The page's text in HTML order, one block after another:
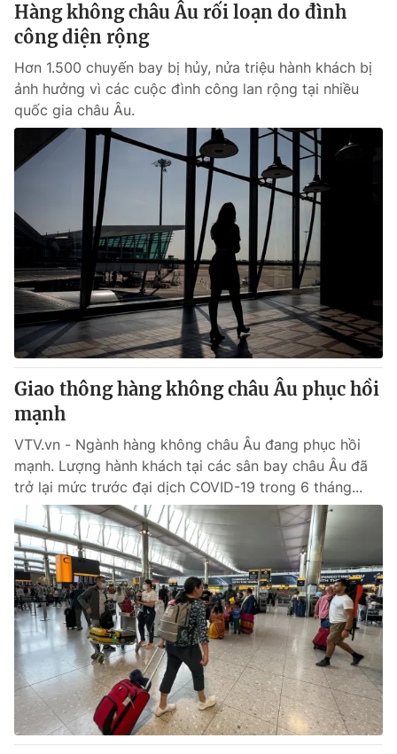
VTV9
Liên hệ tòa soạn English
THỜI BÁO VTV
Theo dõi báo trên
Cơ quan chủ quản:Đài Truyền hình Việt Nam
Cơ quan báo chí:Thời báo VTV
Giấy phép hoạt động báo in và báo điện tử số 483/GP-BTTTT
Tổng Biên tập:Vũ Thanh Thủy
Phó Tổng Biên tập:
Nguyễn Trọng Ninh
Tổng đài VTV:024.38 355 931 - 024.38 355 932
Ðiện thoại Thời báo VTV:024.66 897 897
Email: toasoan@vtv.vn
Liên hệ quảng cáo: 024-7300.7108
Hàng không châu Âu rối loạn do đình
công diện rộng
Hơn 1.500 chuyến bay bị hủy, nửa triệu hành khách bị
ảnh hưởng vì các cuộc đình công lan rộng tại nhiều
quốc gia châu Âu.
Giao thông hàng không châu Âu phục hồi
mạnh
VTV.vn - Ngành hàng không châu Âu đang phục hồi
mạnh. Lượng hành khách tại các sân bay châu Âu đã
trở lại mức trước đại dịch COVID-19 trong 6 tháng...